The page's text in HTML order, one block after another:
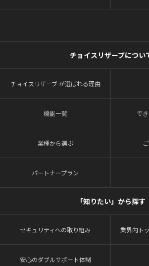
チョイスリザーブについ
チョイスリザーブ が選ばれる理由
機能一覧 で
業種から選ぶ
パートナープラン
「知りたい」から探す
セキュリティへの取り組み 業界内ト
安心のダブルサポート体制